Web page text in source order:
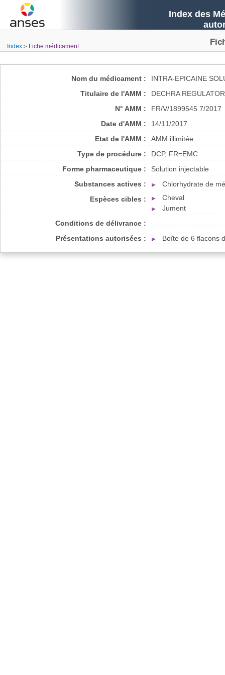
Index des
Index Fiche médicament
Nom du médicament :
INTRA-EPICAINE
Titulaire de l'AMM :
DECHRA
N° AMM :
FR/V/1899545 7/2017
Date d'AMM :
14/11/2017
Etat de l'AMM :
AMM illimitée
Type de procédure :
DCP, FR=EMC
Forme pharmaceutique :
Solution injectable
Substances actives :
Chlorhydrate de
Espèces cibles :
Cheval
Jument
Conditions de délivrance :
Présentations autorisées :
Boîte de 6 flacons